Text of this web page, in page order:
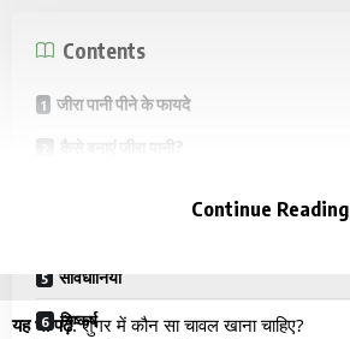
यह भी पढ़ें:शुगर में कौन सा चावल खाना चाहिए?
Contents
जीरा पानी पीने के फायदे
कैसे बनाएं जीरा पानी?
सावधानियां
निष्कर्ष
Continue Reading